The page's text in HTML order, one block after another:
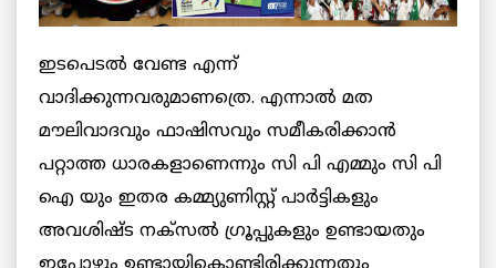
ഇടപെടല്‍ വേണ്ട എന്ന്
വാദിക്കുന്നവരുമാണത്രെ. എന്നാല്‍ മത
മൗലിവാദവും ഫാഷിസവും സമീകരിക്കാന്‍
പറ്റാത്ത ധാരകളാണെന്നും സി പി എമ്മും സി പി
ഐ യും ഇതര കമ്മ്യുണിസ്റ്റ് പാര്‍ട്ടികളും
അവശിഷ്ട നക്‌സല്‍ ഗ്രൂപ്പുകളും ഉണ്ടായതും